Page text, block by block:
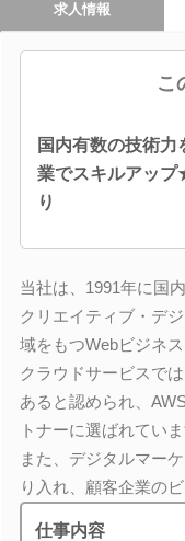
求人情報
こ
国内有数の技術
業でスキルアッ
り
当社は、1991年に国
クリエイティブ・デ
域をもつWebビジネ
クラウドサービスで
あると認められ、
トナーに選ばれていま
また、デジタルマー
り入れ、顧客企業の
仕事内容